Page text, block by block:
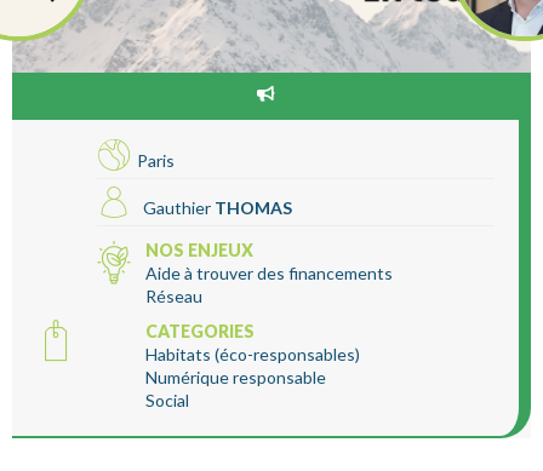
Paris
Gauthier THOMAS
NOS ENJEUX
Aide à trouver des financements
Réseau
CATEGORIES
Habitats (éco-responsables)
Numérique responsable
Social